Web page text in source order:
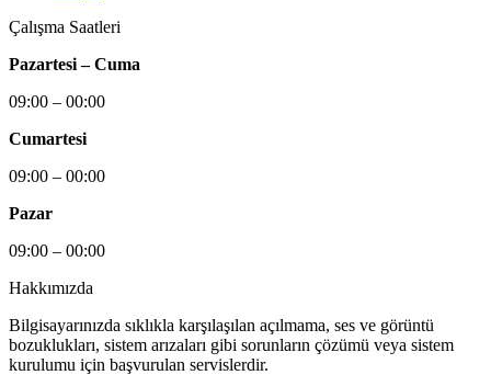
Çalışma Saatleri
Pazartesi – Cuma
09:00 – 00:00
Cumartesi
09:00 – 00:00
Pazar
09:00 – 00:00
Hakkımızda
Bilgisayarınızda sıklıkla karşılaşılan açılmama, ses ve görüntü
bozuklukları, sistem arızaları gibi sorunların çözümü veya sistem
kurulumu için başvurulan servislerdir.